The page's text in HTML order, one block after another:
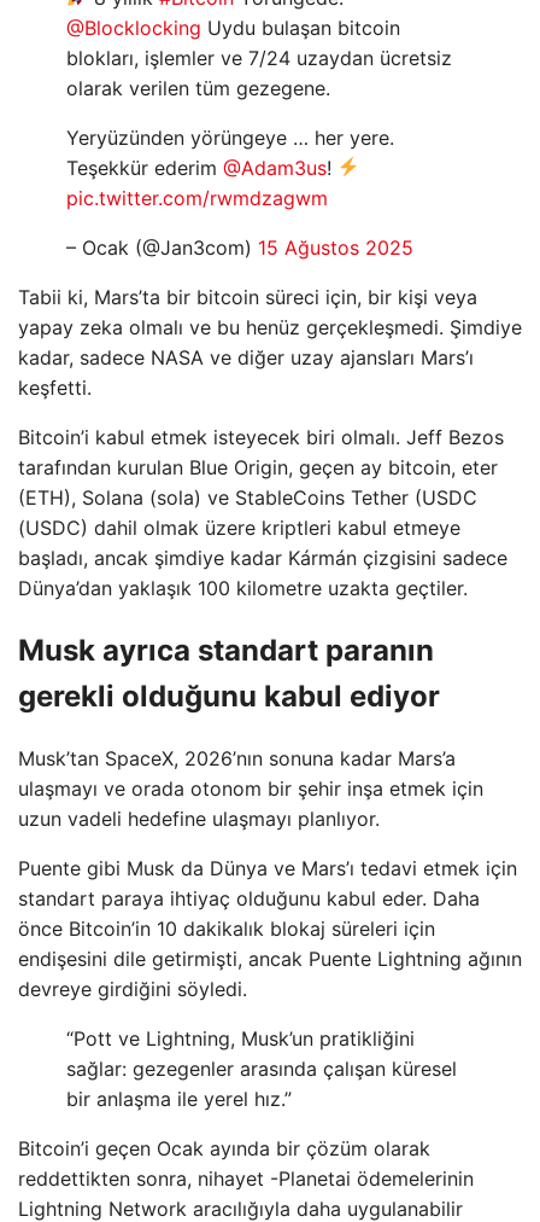
@Blocklocking Uydu bulaşan bitcoin
blokları, işlemler ve 7/24 uzaydan ücretsiz
olarak verilen tüm gezegene.
Yeryüzünden yörüngeye … her yere.
Teşekkür ederim @Adam3us!
pic.twitter.com/rwmdzagwm
– Ocak (@Jan3com) 15 Ağustos 2025
Tabii ki, Mars’ta bir bitcoin süreci için, bir kişi veya
yapay zeka olmalı ve bu henüz gerçekleşmedi. Şimdiye
kadar, sadece NASA ve diğer uzay ajansları Mars’ı
keşfetti.
Bitcoin’i kabul etmek isteyecek biri olmalı. Jeff Bezos
tarafından kurulan Blue Origin, geçen ay bitcoin, eter
(ETH), Solana (sola) ve StableCoins Tether (USDC
(USDC) dahil olmak üzere kriptleri kabul etmeye
başladı, ancak şimdiye kadar Kármán çizgisini sadece
Dünya’dan yaklaşık 100 kilometre uzakta geçtiler.
Musk ayrıca standart paranın
gerekli olduğunu kabul ediyor
Musk’tan SpaceX, 2026’nın sonuna kadar Mars’a
ulaşmayı ve orada otonom bir şehir inşa etmek için
uzun vadeli hedefine ulaşmayı planlıyor.
Puente gibi Musk da Dünya ve Mars’ı tedavi etmek için
standart paraya ihtiyaç olduğunu kabul eder. Daha
önce Bitcoin’in 10 dakikalık blokaj süreleri için
endişesini dile getirmişti, ancak Puente Lightning ağının
devreye girdiğini söyledi.
“Pott ve Lightning, Musk’un pratikliğini
sağlar: gezegenler arasında çalışan küresel
bir anlaşma ile yerel hız.”
Bitcoin’i geçen Ocak ayında bir çözüm olarak
reddettikten sonra, nihayet -Planetai ödemelerinin
Lightning Network aracılığıyla daha uygulanabilir